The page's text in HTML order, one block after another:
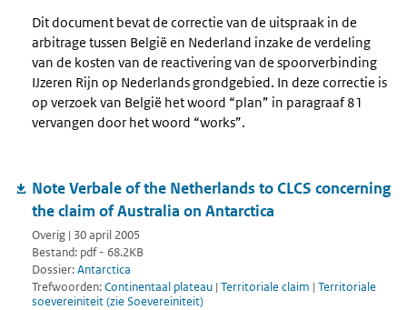
Dit document bevat de correctie van de uitspraak in de
arbitrage tussen België en Nederland inzake de verdeling
van de kosten van de reactivering van de spoorverbinding
IJzeren Rijn op Nederlands grondgebied. In deze correctie is
op verzoek van België het woord “plan” in paragraaf 81
vervangen door het woord “works”.
Note Verbale of the Netherlands to CLCS concerning
the claim of Australia on Antarctica
Overig | 30 april 2005
Bestand: pdf - 68.2KB
Dossier:Antarctica
Trefwoorden:Continentaal plateau | Territoriale claim | Territoriale
soevereiniteit (zie Soevereiniteit)